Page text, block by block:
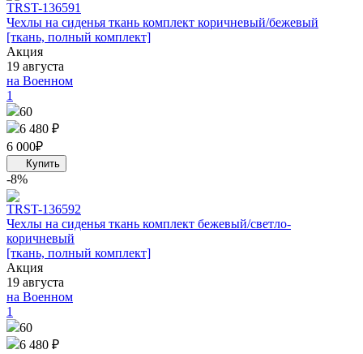
TRST-136591
Чехлы на сиденья ткань комплект коричневый/бежевый
[ткань, полный комплект]
Акция
19 августа
на Военном
1
60
6 480 ₽
6 000₽
-8%
TRST-136592
Чехлы на сиденья ткань комплект бежевый/светло-
коричневый
[ткань, полный комплект]
Акция
19 августа
на Военном
1
60
6 480 ₽